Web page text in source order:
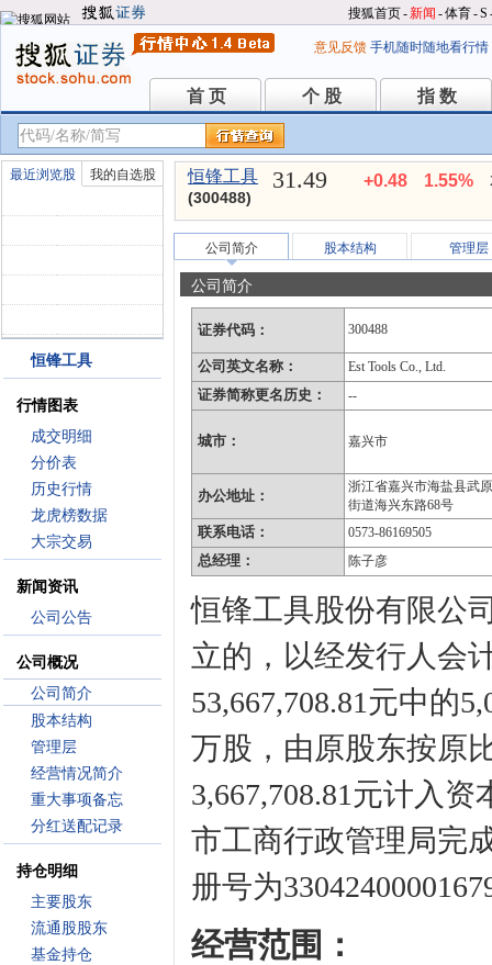
搜狐首页-新闻 -体育-S
意见反馈 手机随时随地看行情
首 页
首 页 个 股
个 股 指 数
指 数
最近浏览股 我的自选股
恒锋工具
行情图表
成交明细
分价表
历史行情
龙虎榜数据
大宗交易
新闻资讯
公司公告
公司概况
公司简介
股本结构
管理层
经营情况简介
重大事项备忘
分红送配记录
持仓明细
主要股东
流通股股东
基金持仓
恒锋工具
(300488)
31.49 +0.48 1.55%
公司简介 股本结构 管理层
公司简介
证券代码： 300488
公司英文名称： Est Tools Co., Ltd.
证券简称更名历史： --
城市： 嘉兴市
办公地址：
浙江省嘉兴市海盐县武原
街道海兴东路68号
联系电话： 0573-86169505
总经理： 陈子彦
恒锋工具股份有限公
立的，以经发行人会
53,667,708.81元中的
万股，由原股东按原
3,667,708.81元计入
市工商行政管理局完
册号为
经营范围：